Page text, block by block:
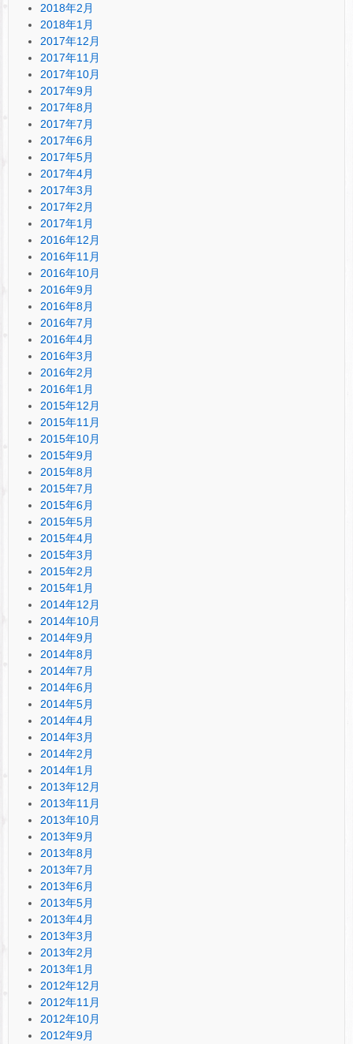
2018年2月
2018年1月
2017年12月
2017年11月
2017年10月
2017年9月
2017年8月
2017年7月
2017年6月
2017年5月
2017年4月
2017年3月
2017年2月
2017年1月
2016年12月
2016年11月
2016年10月
2016年9月
2016年8月
2016年7月
2016年4月
2016年3月
2016年2月
2016年1月
2015年12月
2015年11月
2015年10月
2015年9月
2015年8月
2015年7月
2015年6月
2015年5月
2015年4月
2015年3月
2015年2月
2015年1月
2014年12月
2014年10月
2014年9月
2014年8月
2014年7月
2014年6月
2014年5月
2014年4月
2014年3月
2014年2月
2014年1月
2013年12月
2013年11月
2013年10月
2013年9月
2013年8月
2013年7月
2013年6月
2013年5月
2013年4月
2013年3月
2013年2月
2013年1月
2012年12月
2012年11月
2012年10月
2012年9月